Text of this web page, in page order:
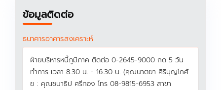
ข้อมูลติดต่อ
ธนาคารอาคารสงเคราะห์
ฝ่ายบริหารหนี้ภูมิภาค ติดต่อ 0-2645-9000 กด 5 วัน
ทำการ เวลา 8.30 น. - 16.30 น. (คุณนาตยา ศิริบุญโกศั
ย : คุณชนาธิป ศรีทอง โทร 08-9815-6953 สาขา